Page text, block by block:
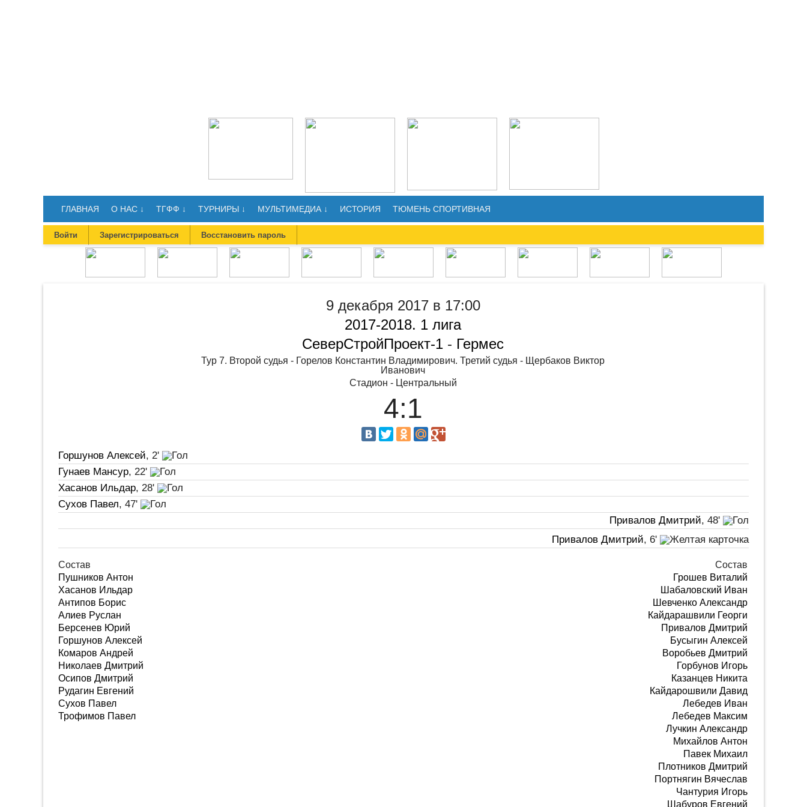
ГЛАВНАЯ О НАС ↓ ТГФФ ↓ ТУРНИРЫ ↓ МУЛЬТИМЕДИА ↓ ИСТОРИЯ ТЮМЕНЬ СПОРТИВНАЯ
Войти Зарегистрироваться Восстановить пароль
9 декабря 2017 в 17:00
2017-2018. 1 лига
СеверСтройПроект-1 - Гермес
Тур 7. Второй судья - Горелов Константин Владимирович. Третий судья - Щербаков Виктор
Иванович
Стадион - Центральный
4:1
Горшунов Алексей, 2'
Гунаев Мансур, 22'
Хасанов Ильдар, 28'
Сухов Павел, 47'
Привалов Дмитрий, 48'
Привалов Дмитрий, 6'
Состав
Пушников Антон
Хасанов Ильдар
Антипов Борис
Алиев Руслан
Берсенев Юрий
Горшунов Алексей
Комаров Андрей
Николаев Дмитрий
Осипов Дмитрий
Рудагин Евгений
Сухов Павел
Трофимов Павел
Состав
Грошев Виталий
Шабаловский Иван
Шевченко Александр
Кайдарашвили Георги
Привалов Дмитрий
Бусыгин Алексей
Воробьев Дмитрий
Горбунов Игорь
Казанцев Никита
Кайдарошвили Давид
Лебедев Иван
Лебедев Максим
Лучкин Александр
Михайлов Антон
Павек Михаил
Плотников Дмитрий
Портнягин Вячеслав
Чантурия Игорь
Шабуров Евгений